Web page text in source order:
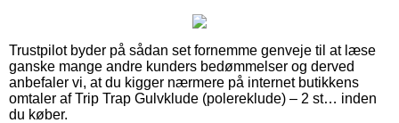
Trustpilot byder på sådan set fornemme genveje til at læse
ganske mange andre kunders bedømmelser og derved
anbefaler vi, at du kigger nærmere på internet butikkens
omtaler af Trip Trap Gulvklude (polereklude) – 2 st… inden
du køber.